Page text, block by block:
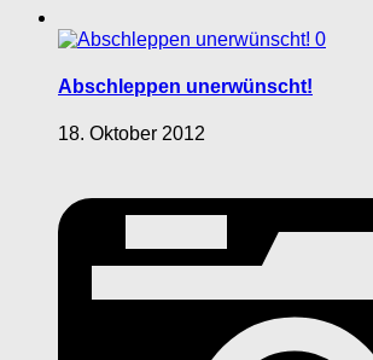
0
Abschleppen unerwünscht!
18. Oktober 2012